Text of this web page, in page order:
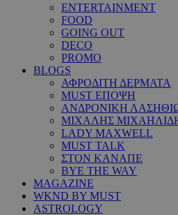
ENTERTAINMENT
FOOD
GOING OUT
DECO
PROMO
BLOGS
ΑΦΡΟΔΙΤΗ ΔΕΡΜΑΤΑ
MUST ΕΠΟΨΗ
ΑΝΔΡΟΝΙΚΗ
ΜΙΧΑΛΗΣ
LADY MAXWELL
MUST TALK
ΣΤΟΝ ΚΑΝΑΠΕ
BYE THE WAY
MAGAZINE
WKND BY MUST
ASTROLOGY